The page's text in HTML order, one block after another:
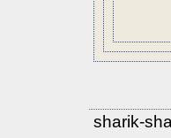
sharik-